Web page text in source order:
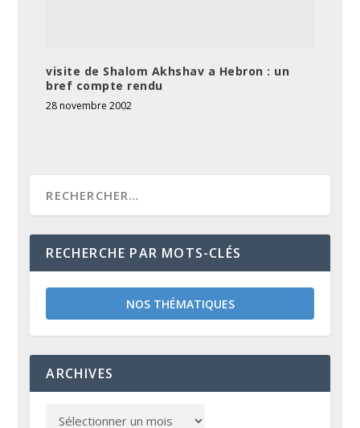
visite de Shalom Akhshav a Hebron : un
bref compte rendu
28 novembre 2002
RECHERCHE PAR MOTS-CLÉS
NOS THÉMATIQUES
ARCHIVES